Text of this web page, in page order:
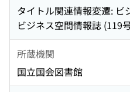
タイトル関連情報変遷:
ビジネス空間情報誌 (119
所蔵機関
国立国会図書館